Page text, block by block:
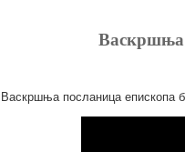
Васкршња
Васкршња посланица епископа